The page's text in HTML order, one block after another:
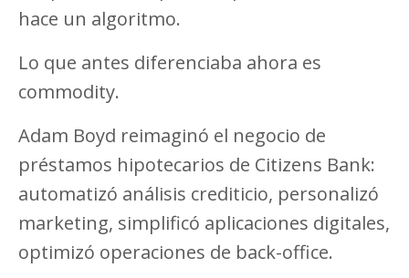
hace un algoritmo.
Lo que antes diferenciaba ahora es
commodity.
Adam Boyd reimaginó el negocio de
préstamos hipotecarios de Citizens Bank:
automatizó análisis crediticio, personalizó
marketing, simplificó aplicaciones digitales,
optimizó operaciones de back-office.